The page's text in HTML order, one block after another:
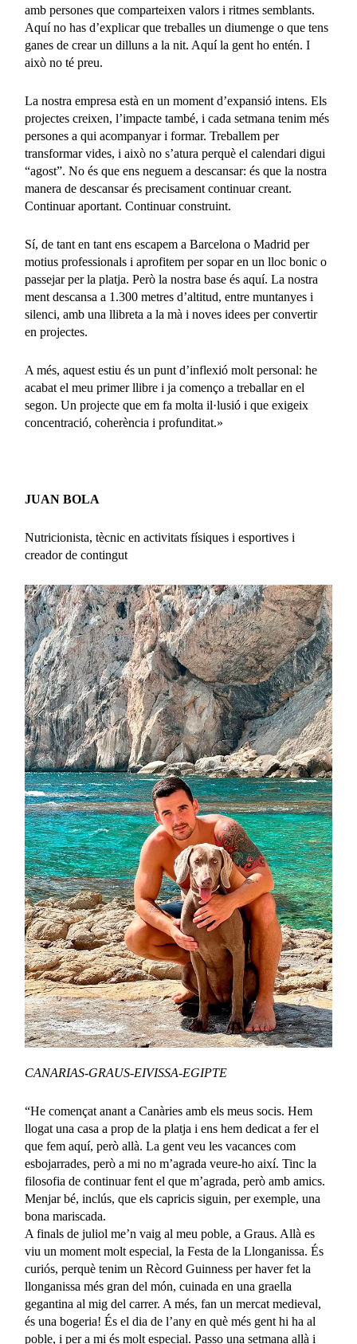
amb persones que comparteixen valors i ritmes semblants.
Aquí no has d’explicar que treballes un diumenge o que tens
ganes de crear un dilluns a la nit. Aquí la gent ho entén. I
això no té preu.
La nostra empresa està en un moment d’expansió intens. Els
projectes creixen, l’impacte també, i cada setmana tenim més
persones a qui acompanyar i formar. Treballem per
transformar vides, i això no s’atura perquè el calendari digui
“agost”. No és que ens neguem a descansar: és que la nostra
manera de descansar és precisament continuar creant.
Continuar aportant. Continuar construint.
Sí, de tant en tant ens escapem a Barcelona o Madrid per
motius professionals i aprofitem per sopar en un lloc bonic o
passejar per la platja. Però la nostra base és aquí. La nostra
ment descansa a 1.300 metres d’altitud, entre muntanyes i
silenci, amb una llibreta a la mà i noves idees per convertir
en projectes.
A més, aquest estiu és un punt d’inflexió molt personal: he
acabat el meu primer llibre i ja començo a treballar en el
segon. Un projecte que em fa molta il·lusió i que exigeix
concentració, coherència i profunditat.»
JUAN BOLA
Nutricionista, tècnic en activitats físiques i esportives i
creador de contingut
CANARIAS-GRAUS-EIVISSA-EGIPTE
“He començat anant a Canàries amb els meus socis. Hem
llogat una casa a prop de la platja i ens hem dedicat a fer el
que fem aquí, però allà. La gent veu les vacances com
esbojarrades, però a mi no m’agrada veure-ho així. Tinc la
filosofia de continuar fent el que m’agrada, però amb amics.
Menjar bé, inclús, que els capricis siguin, per exemple, una
bona mariscada.
A finals de juliol me’n vaig al meu poble, a Graus. Allà es
viu un moment molt especial, la Festa de la Llonganissa. És
curiós, perquè tenim un Rècord Guinness per haver fet la
llonganissa més gran del món, cuinada en una graella
gegantina al mig del carrer. A més, fan un mercat medieval,
és una bogeria! És el dia de l’any en què més gent hi ha al
poble, i per a mi és molt especial. Passo una setmana allà i